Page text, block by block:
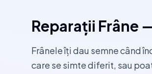
Reparații Frâne
Frânele îți dau semne când
care se simte diferit, sau